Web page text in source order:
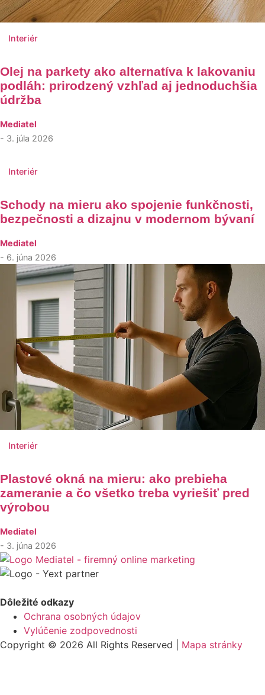
Interiér
Olej na parkety ako alternatíva k lakovaniu
podláh: prirodzený vzhľad aj jednoduchšia
údržba
Mediatel
- 3. júla 2026
Interiér
Schody na mieru ako spojenie funkčnosti,
bezpečnosti a dizajnu v modernom bývaní
Mediatel
- 6. júna 2026
Interiér
Plastové okná na mieru: ako prebieha
zameranie a čo všetko treba vyriešiť pred
výrobou
Mediatel
- 3. júna 2026
Dôležité odkazy
Ochrana osobných údajov
Vylúčenie zodpovednosti
Copyright © 2026 All Rights Reserved | Mapa stránky